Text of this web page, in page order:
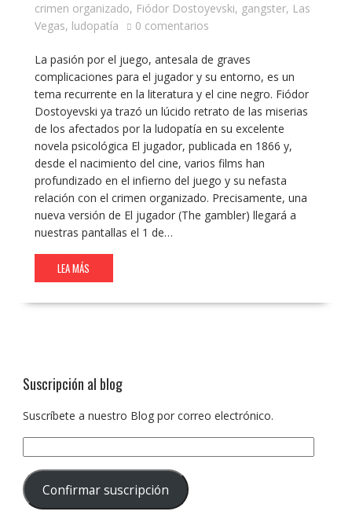
crimen organizado, Fiódor Dostoyevski, gangster, Las
Vegas, ludopatía 0 comentarios
La pasión por el juego, antesala de graves
complicaciones para el jugador y su entorno, es un
tema recurrente en la literatura y el cine negro. Fiódor
Dostoyevski ya trazó un lúcido retrato de las miserias
de los afectados por la ludopatía en su excelente
novela psicológica El jugador, publicada en 1866 y,
desde el nacimiento del cine, varios films han
profundizado en el infierno del juego y su nefasta
relación con el crimen organizado. Precisamente, una
nueva versión de El jugador (The gambler) llegará a
nuestras pantallas el 1 de…
LEA MÁS
Suscripción al blog
Suscríbete a nuestro Blog por correo electrónico.
de
correo
electrónico:
Confirmar suscripción